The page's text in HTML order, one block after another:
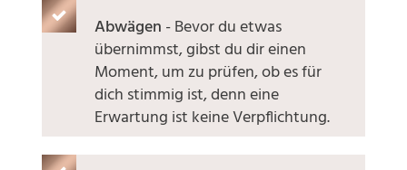
Abwägen -Bevor du etwas
übernimmst, gibst du dir einen
Moment, um zu prüfen, ob es für
dich stimmig ist, denn eine
Erwartung ist keine Verpflichtung.